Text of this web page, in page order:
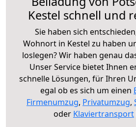
Kestel schnell und
Sie haben sich
Wohnort in Kestel zu haben
loslegen? Wir haben genau
Unser Service bietet Ihnen
schnelle Lösungen, für Ihren
egal ob es sich um einen
Firmenumzug, Privatumzug,
oder Klaviertransport